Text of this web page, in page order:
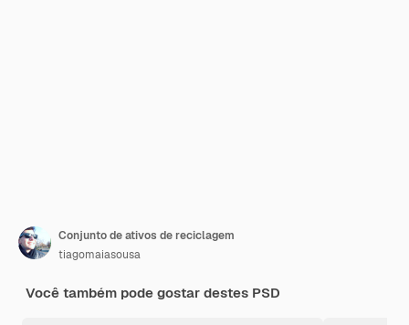
Conjunto de ativos de reciclagem
tiagomaiasousa
Você também pode gostar destes PSD